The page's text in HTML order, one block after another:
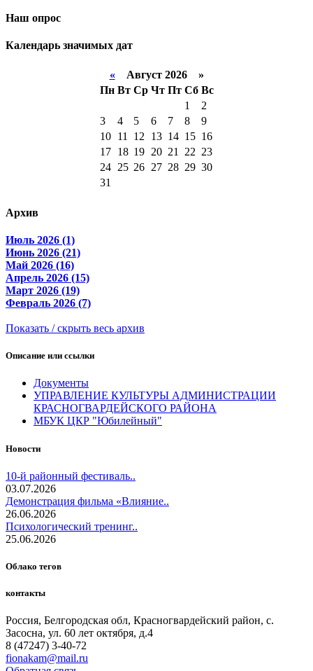
Наш опрос
Календарь значимых дат
«Август 2026 »
Пн Вт Ср Чт Пт Сб Вс
1
2
3
4 5 6 7 8
9
10
11 12 13 14 15 16
17
18 19 20 21 22 23
24 25 26 27 28 29 30
31
Архив
Июль 2026 (1)
Июнь 2026 (21)
Май 2026 (16)
Апрель 2026 (15)
Март 2026 (19)
Февраль 2026 (7)
Показать / скрыть весь архив
Описание или ссылки
Документы
УПРАВЛЕНИЕ КУЛЬТУРЫ АДМИНИСТРАЦИИ
КРАСНОГВАРДЕЙСКОГО РАЙОНА
МБУК ЦКР "Юбилейный"
Новости
10-й районный фестиваль..
03.07.2026
Демонстрация фильма «Влияние..
26.06.2026
Психологический тренинг..
25.06.2026
Облако тегов
контакты
Россия, Белгородская обл, Красногвардейский район, с.
Засосна, ул. 60 лет октября, д.4
8 (47247) 3-40-72
fionakam@mail.ru